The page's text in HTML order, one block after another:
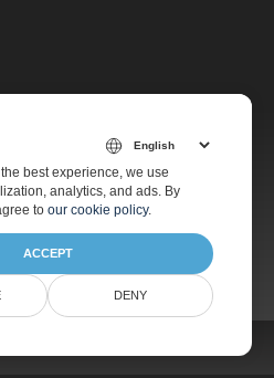
best experience, we use
analytics, and ads. By
to our cookie policy.
ACCEPT
DENY